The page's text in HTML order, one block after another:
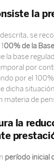
la
se
00% de la
la base
por
por el
dicha
materia de
la
período inicial